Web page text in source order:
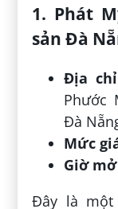
1. Phát
sản Đà
Địa
Phước
Đà
Mức
Giờ
Đây là